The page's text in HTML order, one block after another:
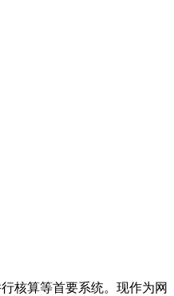
核算等首要系统。现作为网